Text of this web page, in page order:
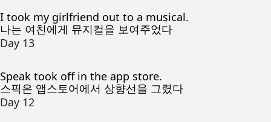
I took my girlfriend out to a musical.
나는 여친에게 뮤지컬을 보여주었다
Day 13
Speak took off in the app store.
스픽은 앱스토어에서 상향선을 그렸다
Day 12